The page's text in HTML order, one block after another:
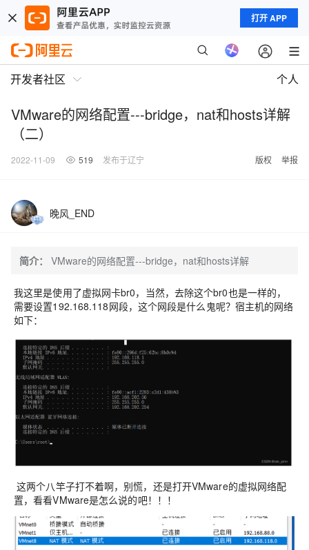
打开 APP
开发者社区 个人
VMware的网络配置---bridge，nat和hosts详解
（二）
2022-11-09 519 发布于辽宁 版权 举报
晚风_END
简介： VMware的网络配置---bridge，nat和hosts详解
我这里是使用了虚拟网卡br0，当然，去除这个br0也是一样的，
需要设置192.168.118网段，这个网段是什么鬼呢？宿主机的网络
如下：
这两个八竿子打不着啊，别慌，还是打开VMware的虚拟网络配
置，看看VMware是怎么说的吧！！！